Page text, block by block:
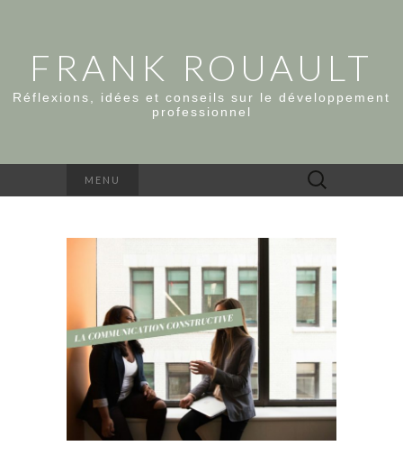
FRANK ROUAULT
Réflexions, idées et conseils sur le développement
professionnel
MENU Rechercher :